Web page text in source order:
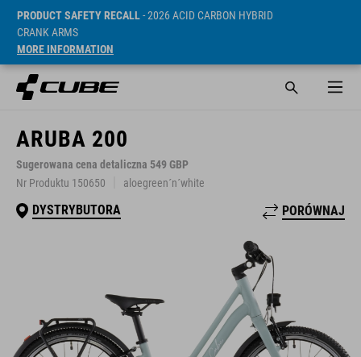
PRODUCT SAFETY RECALL- 2026 ACID CARBON HYBRID
CRANK ARMS
MORE INFORMATION
ARUBA 200
Sugerowana cena detaliczna 549 GBP
Nr Produktu 150650
aloegreen´n´white
DYSTRYBUTORA PORÓWNAJ